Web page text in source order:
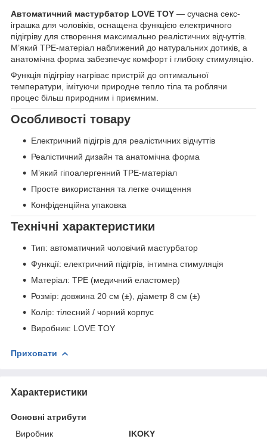
Автоматичний мастурбатор LOVE TOY — сучасна секс-
іграшка для чоловіків, оснащена функцією електричного
підігріву для створення максимально реалістичних відчуттів.
М’який TPE-матеріал наближений до натуральних дотиків, а
анатомічна форма забезпечує комфорт і глибоку стимуляцію.
Функція підігріву нагріває пристрій до оптимальної
температури, імітуючи природне тепло тіла та роблячи
процес більш природним і приємним.
Особливості товару
Електричний підігрів для реалістичних відчуттів
Реалістичний дизайн та анатомічна форма
М’який гіпоалергенний TPE-матеріал
Просте використання та легке очищення
Конфіденційна упаковка
Технічні характеристики
Тип: автоматичний чоловічий мастурбатор
Функції: електричний підігрів, інтимна стимуляція
Матеріал: TPE (медичний еластомер)
Розмір: довжина 20 см (±), діаметр 8 см (±)
Колір: тілесний / чорний корпус
Виробник: LOVE TOY
Приховати
Характеристики
Основні атрибути
Виробник
IKOKY